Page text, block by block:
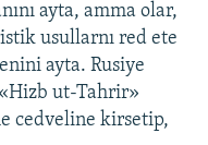
ayta, amma olar,
usullarnı red ete
ayta. Rusiye
ut-Tahrir»
cedveline kirsetip,